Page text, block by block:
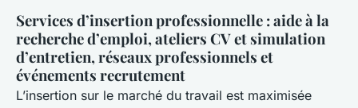
Services d’insertion professionnelle : aide à la
recherche d’emploi, ateliers CV et simulation
d’entretien, réseaux professionnels et
événements recrutement
L’insertion sur le marché du travail est maximisée